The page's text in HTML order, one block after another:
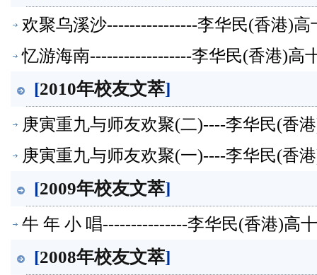
欢聚乌溪沙----------------李华民(香港)高
忆游海南------------------李华民(香港)高
[2010年校友文萃]
庚寅重九与师友欢聚(二)----李华民(香
庚寅重九与师友欢聚(一)----李华民(香
[2009年校友文萃]
牛 年 小 唱---------------李华民(香港)高
[2008年校友文萃]